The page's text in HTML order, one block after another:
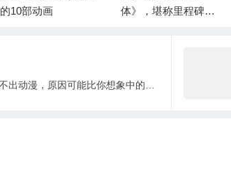
体》，堪称里程碑的
决定这辈子非桐人不